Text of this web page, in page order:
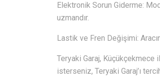
Elektronik Sorun Giderme:
uzmandır.
Lastik ve Fren Değişimi:
Teryaki Garaj,
isterseniz, Teryaki Garaj’ı